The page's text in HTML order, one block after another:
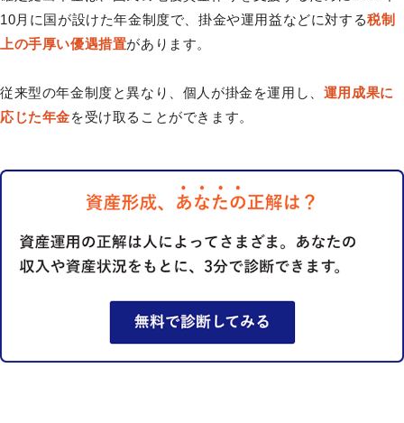
10月に国が設けた年金制度で、掛金や運用益などに対する税制
上の手厚い優遇措置があります。
従来型の年金制度と異なり、個人が掛金を運用し、 運用成果に
応じた年金を受け取ることができます。